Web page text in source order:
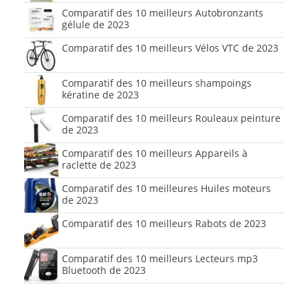
Comparatif des 10 meilleurs Autobronzants
gélule de 2023
Comparatif des 10 meilleurs Vélos VTC de 2023
Comparatif des 10 meilleurs shampoings
kératine de 2023
Comparatif des 10 meilleurs Rouleaux peinture
de 2023
Comparatif des 10 meilleurs Appareils à
raclette de 2023
Comparatif des 10 meilleures Huiles moteurs
de 2023
Comparatif des 10 meilleurs Rabots de 2023
Comparatif des 10 meilleurs Lecteurs mp3
Bluetooth de 2023